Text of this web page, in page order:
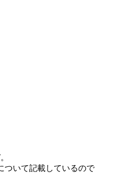
ついて記載しているので